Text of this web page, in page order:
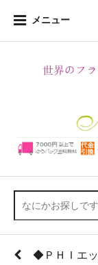
メニュー
◆ＰＨＩエ